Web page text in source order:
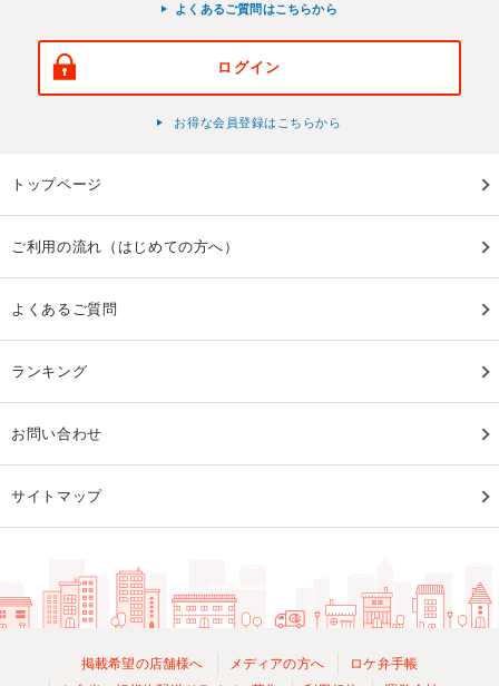
よくあるご質問はこちらから
ログイン
お得な会員登録はこちらから
トップページ
ご利用の流れ（はじめての方へ）
よくあるご質問
ランキング
お問い合わせ
サイトマップ
掲載希望の店舗様へ メディアの方へ
ロケ弁手帳